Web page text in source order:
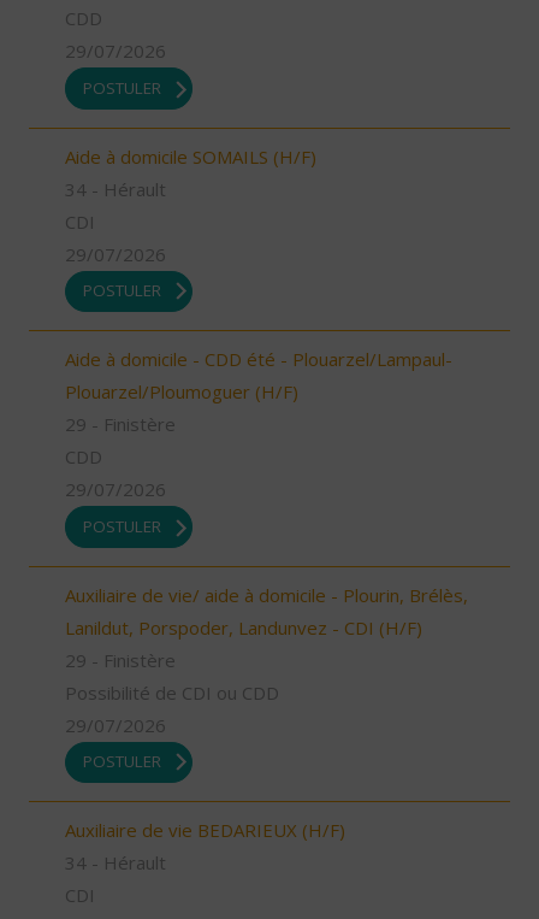
CDD
29/07/2026
POSTULER
Aide à domicile SOMAILS (H/F)
34 - Hérault
CDI
29/07/2026
POSTULER
Aide à domicile - CDD été - Plouarzel/Lampaul-
Plouarzel/Ploumoguer (H/F)
29 - Finistère
CDD
29/07/2026
POSTULER
Auxiliaire de vie/ aide à domicile - Plourin, Brélès,
Lanildut, Porspoder, Landunvez - CDI (H/F)
29 - Finistère
Possibilité de CDI ou CDD
29/07/2026
POSTULER
Auxiliaire de vie BEDARIEUX (H/F)
34 - Hérault
CDI